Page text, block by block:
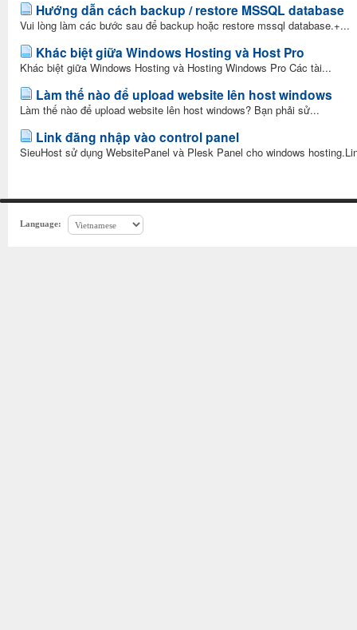
Hướng dẫn cách backup / restore MSSQL database
Vui lòng làm các bước sau để backup hoặc restore mssql database.+...
Khác biệt giữa Windows Hosting và Host Pro
Khác biệt giữa Windows Hosting và Hosting Windows Pro Các tài...
Làm thế nào để upload website lên host windows
Làm thế nào để upload website lên host windows? Bạn phải sử...
Link đăng nhập vào control panel
SieuHost sử dụng WebsitePanel và Plesk Panel cho windows
Language: